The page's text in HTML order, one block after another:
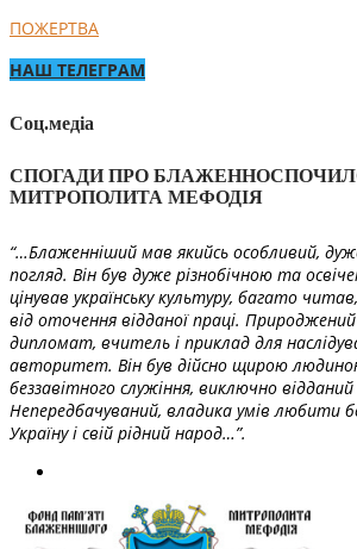
ПОЖЕРТВА
НАШ ТЕЛЕГРАМ
Соц.медіа
СПОГАДИ ПРО
МИТРОПОЛИТА МЕФОДІЯ
“…Блаженніший мав якийсь особливий,
погляд. Він був дуже різнобічною та
цінував українську культуру, багато
від оточення відданої праці.
дипломат, вчитель і приклад для
авторитет. Він був дійсно щирою
беззавітного служіння, виключно відданий
Непередбачуваний, владика умів любити
Україну і свій рідний народ…”.